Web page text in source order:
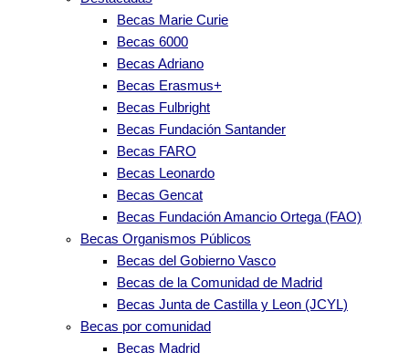
Becas Marie Curie
Becas 6000
Becas Adriano
Becas Erasmus+
Becas Fulbright
Becas Fundación Santander
Becas FARO
Becas Leonardo
Becas Gencat
Becas Fundación Amancio Ortega (FAO)
Becas Organismos Públicos
Becas del Gobierno Vasco
Becas de la Comunidad de Madrid
Becas Junta de Castilla y Leon (JCYL)
Becas por comunidad
Becas Madrid